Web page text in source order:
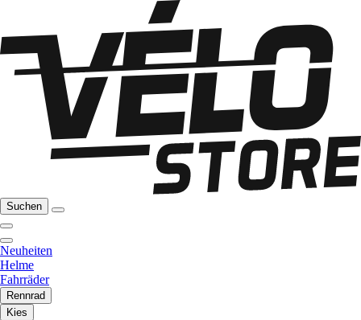
Suchen
Neuheiten
Helme
Fahrräder
Rennrad
Kies